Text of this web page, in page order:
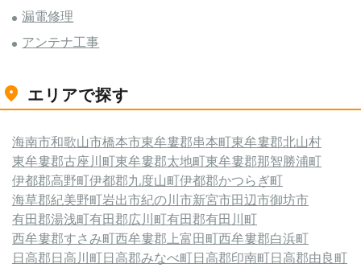
漏電修理
アンテナ工事
エリアで探す
海南市和歌山市橋本市東牟婁郡串本町東牟婁郡北山村
東牟婁郡古座川町東牟婁郡太地町東牟婁郡那智勝浦町
伊都郡高野町伊都郡九度山町伊都郡かつらぎ町
海草郡紀美野町岩出市紀の川市新宮市田辺市御坊市
有田郡湯浅町有田郡広川町有田郡有田川町
西牟婁郡すさみ町西牟婁郡上富田町西牟婁郡白浜町
日高郡日高川町日高郡みなべ町日高郡印南町日高郡由良町